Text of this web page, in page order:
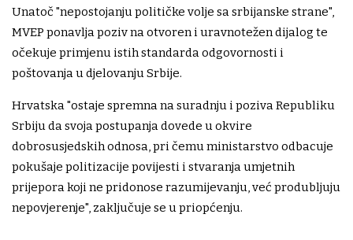
Unatoč "nepostojanju političke volje sa srbijanske strane",
MVEP ponavlja poziv na otvoren i uravnotežen dijalog te
očekuje primjenu istih standarda odgovornosti i
poštovanja u djelovanju Srbije.
Hrvatska "ostaje spremna na suradnju i poziva Republiku
Srbiju da svoja postupanja dovede u okvire
dobrosusjedskih odnosa, pri čemu ministarstvo odbacuje
pokušaje politizacije povijesti i stvaranja umjetnih
prijepora koji ne pridonose razumijevanju, već produbljuju
nepovjerenje", zaključuje se u priopćenju.